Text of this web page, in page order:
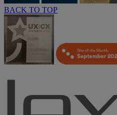
BACK TO TOP